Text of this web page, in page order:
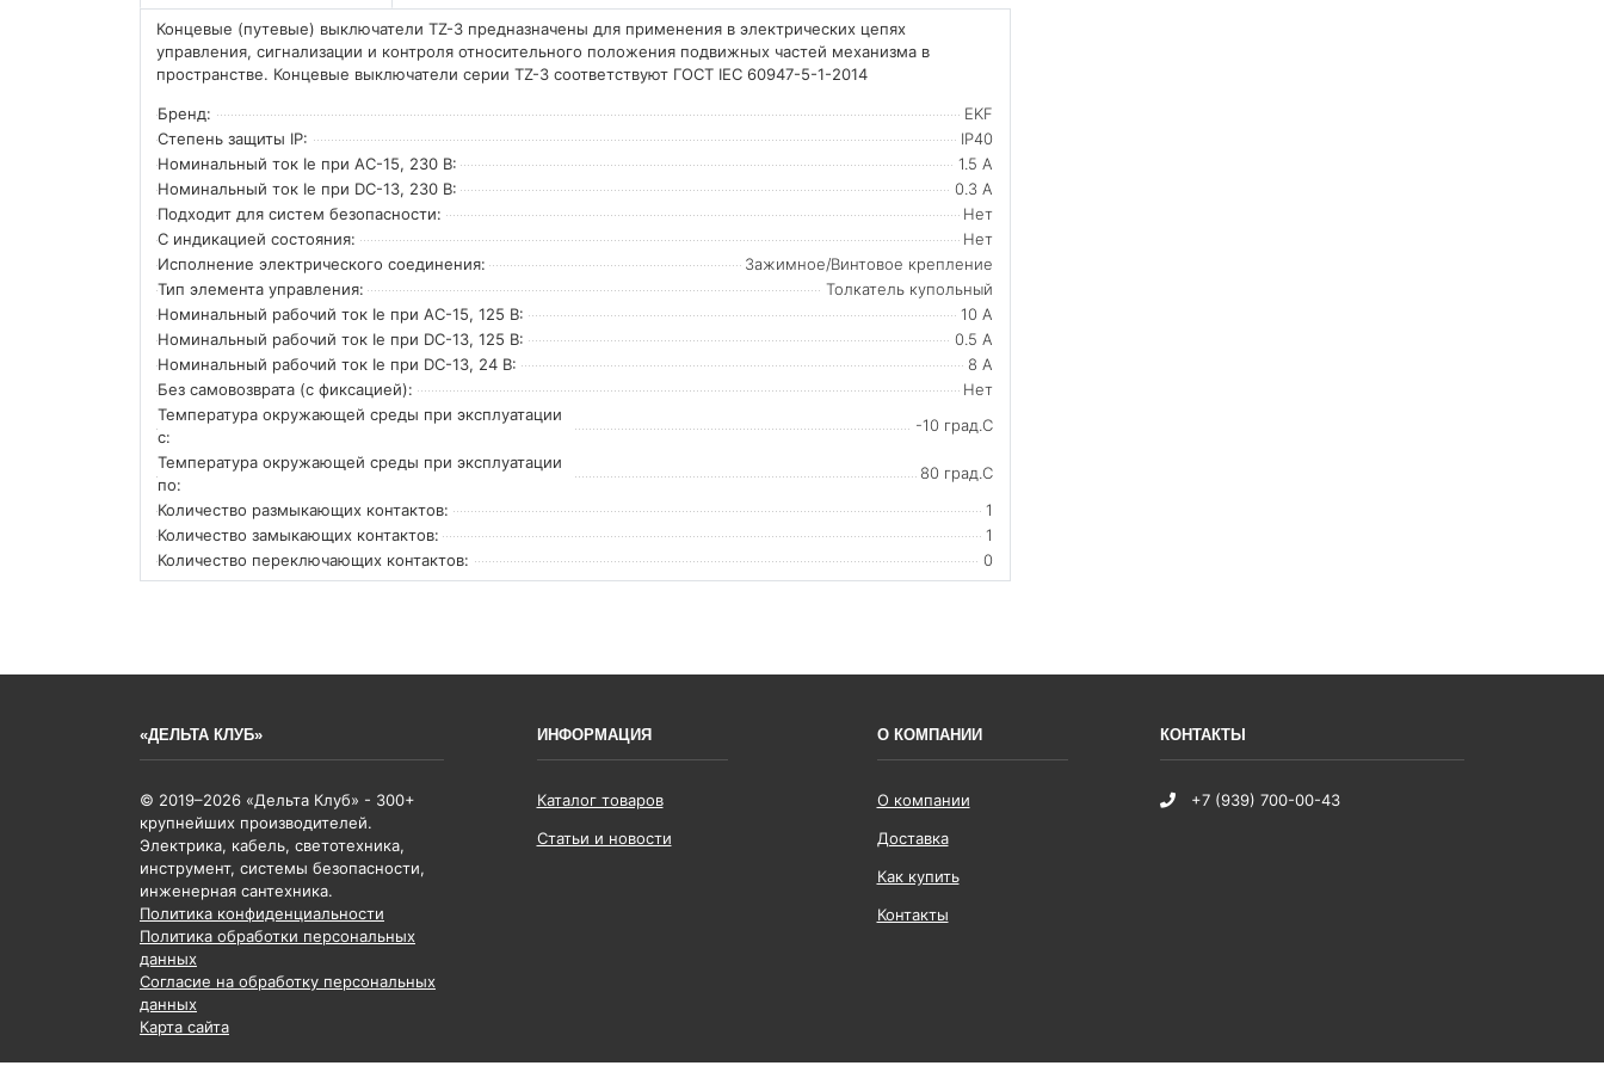
Концевые (путевые) выключатели TZ-3 предназначены для применения в электрических цепях
управления, сигнализации и контроля относительного положения подвижных частей механизма в
пространстве. Концевые выключатели серии TZ-3 соответствуют ГОСТ IEC 60947-5-1-2014
Бренд:
EKF
Степень защиты IP:
IP40
Номинальный ток Ie при AC-15, 230 В:
1.5 А
Номинальный ток Ie при DC-13, 230 В:
0.3 А
Подходит для систем безопасности:
Нет
С индикацией состояния:
Нет
Исполнение электрического соединения:
Зажимное/Винтовое крепление
Тип элемента управления:
Толкатель купольный
Номинальный рабочий ток Ie при AC-15, 125 В:
10 А
Номинальный рабочий ток Ie при DC-13, 125 В:
0.5 А
Номинальный рабочий ток Ie при DC-13, 24 В:
8 А
Без самовозврата (с фиксацией):
Нет
Температура окружающей среды при эксплуатации
с:
-10 град.C
Температура окружающей cреды при эксплуатации
по:
80 град.C
Количество размыкающих контактов:
1
Количество замыкающих контактов:
1
Количество переключающих контактов:
0
«ДЕЛЬТА КЛУБ»
© 2019–2026 «Дельта Клуб» - 300+
крупнейших производителей.
Электрика, кабель, светотехника,
инструмент, системы безопасности,
инженерная сантехника.
Политика конфиденциальности
Политика обработки персональных
данных
Согласие на обработку персональных
данных
Карта сайта
ИНФОРМАЦИЯ
Каталог товаров
Статьи и новости
О КОМПАНИИ
О компании
Доставка
Как купить
Контакты
КОНТАКТЫ
+7 (939) 700-00-43